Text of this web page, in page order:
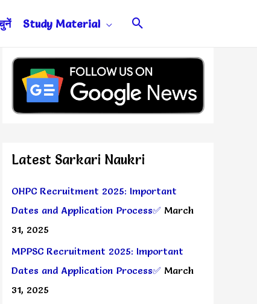
Study Material Search
Latest Sarkari Naukri
OHPC Recruitment 2025: Important
Dates and Application Process✅ March
31, 2025
MPPSC Recruitment 2025: Important
Dates and Application Process✅ March
31, 2025